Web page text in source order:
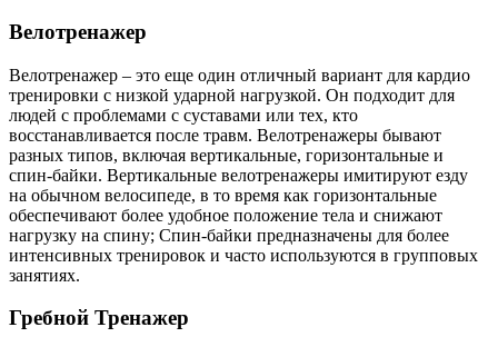
Велотренажер
Велотренажер – это еще один отличный вариант для кардио
тренировки с низкой ударной нагрузкой. Он подходит для
людей с проблемами с суставами или тех, кто
восстанавливается после травм. Велотренажеры бывают
разных типов, включая вертикальные, горизонтальные и
спин-байки. Вертикальные велотренажеры имитируют езду
на обычном велосипеде, в то время как горизонтальные
обеспечивают более удобное положение тела и снижают
нагрузку на спину; Спин-байки предназначены для более
интенсивных тренировок и часто используются в групповых
занятиях.
Гребной Тренажер